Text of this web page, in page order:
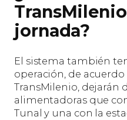
jornada?
El sistema también
operación, de
TransMilenio, dejarán
alimentadoras que
Tunal y una con la